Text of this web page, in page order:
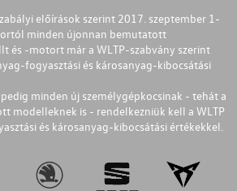
előírások szerint 2017. szeptember 1-
minden újonnan bemutatott
és -motort már a WLTP-szabvány szerint
fogyasztási és károsanyag-kibocsátási
minden új személygépkocsinak - tehát a
modelleknek is - rendelkezniük kell a WLTP
és károsanyag-kibocsátási értékekkel.